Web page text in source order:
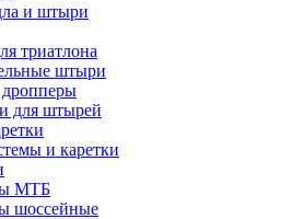
и штыри
триатлона
штыри
для штырей
и каретки
МТБ
шоссейные